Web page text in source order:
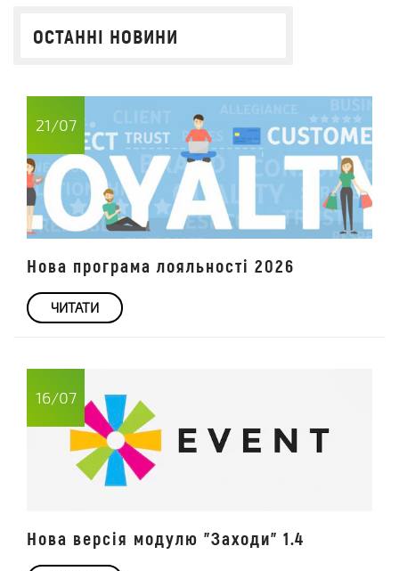
ОСТАННІ НОВИНИ
21/07
Нова програма лояльності 2026
ЧИТАТИ
16/07
Нова версія модулю "Заходи" 1.4